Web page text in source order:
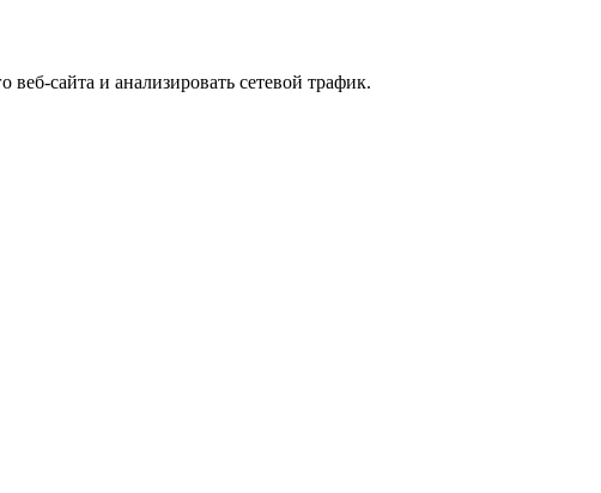
сайта и анализировать сетевой трафик.